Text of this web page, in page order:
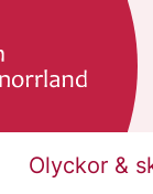
Olyckor &